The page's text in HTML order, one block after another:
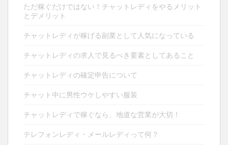
ただ稼ぐだけではない！チャットレディをやるメリット
とデメリット
チャットレディが稼げる副業として人気になっている
チャットレディの求人で見るべき要素としてあること
チャットレディの確定申告について
チャット中に男性ウケしやすい服装
チャットレディで稼ぐなら、地道な営業が大切！
テレフォンレディ・メールレディって何？